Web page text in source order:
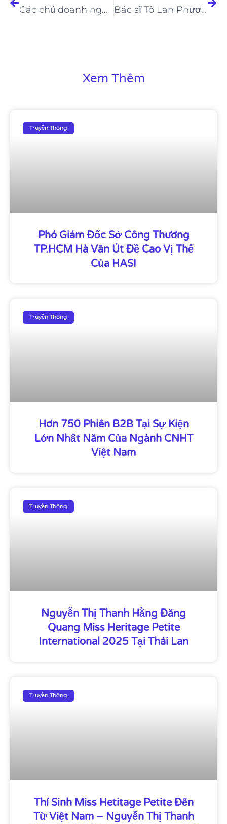
Các chủ doanh nghiệp thường gặp trong ngành thẩm mỹ làm đẹp Bác sĩ Tô Lan Phương báo cáo trong hội thảo khoa học về Ultherapy
Xem Thêm
Truyền Thông
Phó Giám Đốc Sở Công Thương
TP.HCM Hà Văn Út Đề Cao Vị Thế
Của HASI
Truyền Thông
Hơn 750 Phiên B2B Tại Sự Kiện
Lớn Nhất Năm Của Ngành CNHT
Việt Nam
Truyền Thông
Nguyễn Thị Thanh Hằng Đăng
Quang Miss Heritage Petite
International 2025 Tại Thái Lan
Truyền Thông
Thí Sinh Miss Hetitage Petite Đến
Từ Việt Nam – Nguyễn Thị Thanh